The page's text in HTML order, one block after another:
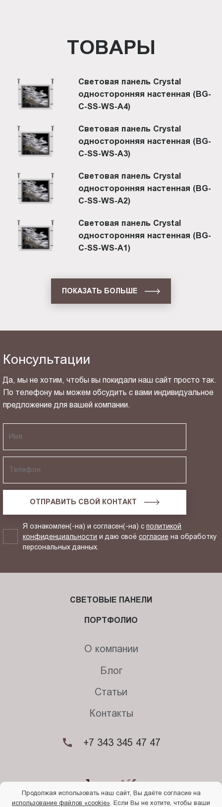
ТОВАРЫ
Световая панель Crystal
односторонняя настенная (BG-
C-SS-WS-A4)
Световая панель Crystal
односторонняя настенная (BG-
C-SS-WS-A3)
Световая панель Crystal
односторонняя настенная (BG-
C-SS-WS-A2)
Световая панель Crystal
односторонняя настенная (BG-
C-SS-WS-A1)
ПОКАЗАТЬ БОЛЬШЕ
Консультации
Да, мы не хотим, чтобы вы покидали наш сайт просто так.
По телефону мы можем обсудить с вами индивидуальное
предложение для вашей компании.
ОТПРАВИТЬ СВОЙ КОНТАКТ
Я ознакомлен(-на) и согласен(-на) сполитикой
конфиденциальности и даю своёсогласие на обработку
персональных данных.
СВЕТОВЫЕ ПАНЕЛИ
ПОРТФОЛИО
О компании
Блог
Статьи
Контакты
+7 343 345 47 47
Продолжая использовать наш сайт, Вы даёте согласие на
использование файлов «cookie» . Если Вы не хотите, чтобы ваши